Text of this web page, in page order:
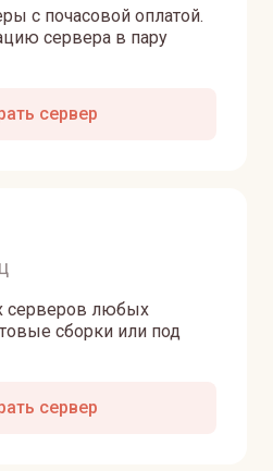
с почасовой оплатой.
сервера в пару
сервер
серверов любых
сборки или под
сервер